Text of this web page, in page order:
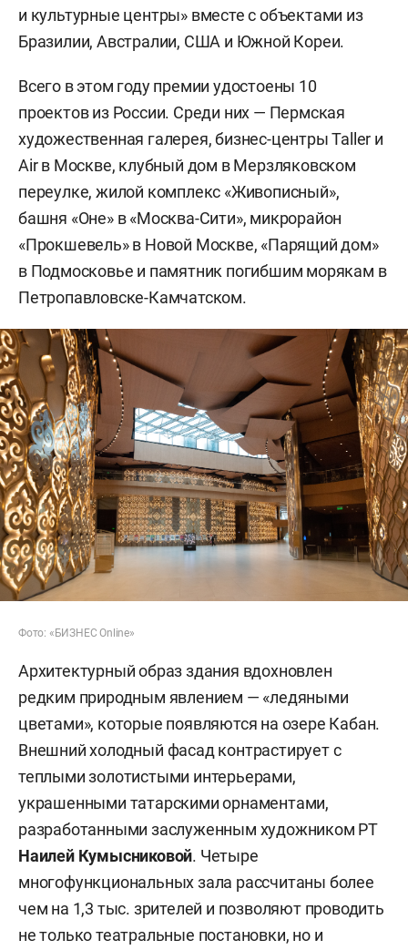
и культурные центры» вместе с объектами из
Бразилии, Австралии, США и Южной Кореи.
Всего в этом году премии удостоены 10
проектов из России. Среди них — Пермская
художественная галерея, бизнес-центры Taller и
Air в Москве, клубный дом в Мерзляковском
переулке, жилой комплекс «Живописный»,
башня «Оне» в «Москва-Сити», микрорайон
«Прокшевель» в Новой Москве, «Парящий дом»
в Подмосковье и памятник погибшим морякам в
Петропавловске-Камчатском.
Фото: «БИЗНЕС Online»
Архитектурный образ здания вдохновлен
редким природным явлением — «ледяными
цветами», которые появляются на озере Кабан.
Внешний холодный фасад контрастирует с
теплыми золотистыми интерьерами,
украшенными татарскими орнаментами,
разработанными заслуженным художником РТ
Наилей Кумысниковой. Четыре
многофункциональных зала рассчитаны более
чем на 1,3 тыс. зрителей и позволяют проводить
не только театральные постановки, но и